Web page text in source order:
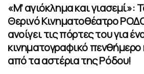
«Μ’ αγιόκλημα και γιασεμί»:
Θερινό Κινηματοθέατρο
ανοίγει τις πόρτες του για
κινηματογραφικό
από τα αστέρια της Ρόδου!